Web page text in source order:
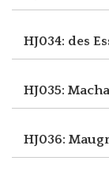
HJ034: des
HJ035:
HJ036: